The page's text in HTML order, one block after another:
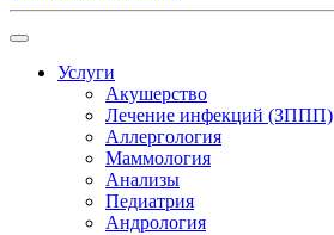
Услуги
Акушерство
Лечение инфекций (ЗППП)
Аллергология
Маммология
Анализы
Педиатрия
Андрология